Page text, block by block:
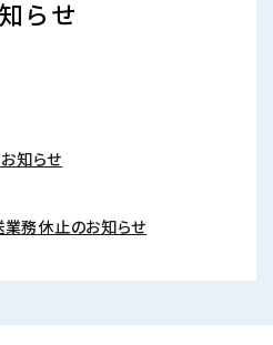
らせ
知らせ
業務休止のお知らせ